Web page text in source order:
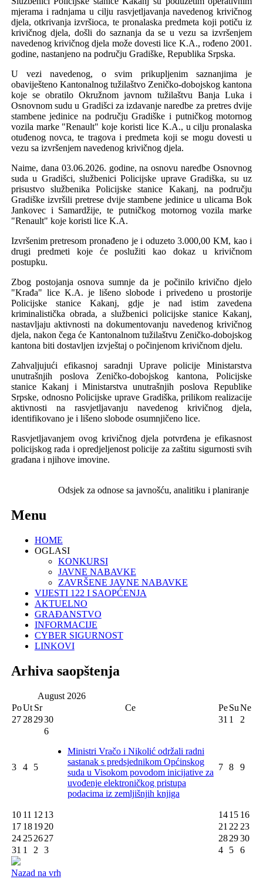
mjerama i radnjama u cilju rasvjetljavanja navedenog krivičnog
djela, otkrivanja izvršioca, te pronalaska predmeta koji potiču iz
krivičnog djela, došli do saznanja da se u vezu sa izvršenjem
navedenog krivičnog djela može dovesti lice K.A., rođeno 2001.
godine, nastanjeno na području Gradiške, Republika Srpska.
U vezi navedenog, o svim prikupljenim saznanjima je
obaviješteno Kantonalnog tužilaštvo Zeničko-dobojskog kantona
koje se obratilo Okružnom javnom tužilaštvu Banja Luka i
Osnovnom sudu u Gradišci za izdavanje naredbe za pretres dvije
stambene jedinice na području Gradiške i putničkog motornog
vozila marke "Renault" koje koristi lice K.A., u cilju pronalaska
otuđenog novca, te tragova i predmeta koji se mogu dovesti u
vezu sa izvršenjem navedenog krivičnog djela.
Naime, dana 03.06.2026. godine, na osnovu naredbe Osnovnog
suda u Gradišci, službenici Policijske uprave Gradiška, su uz
prisustvo službenika Policijske stanice Kakanj, na području
Gradiške izvršili pretrese dvije stambene jedinice u ulicama Bok
Jankovec i Samardžije, te putničkog motornog vozila marke
"Renault" koje koristi lice K.A.
Izvršenim pretresom pronađeno je i oduzeto 3.000,00 KM, kao i
drugi predmeti koje će poslužiti kao dokaz u krivičnom
postupku.
Zbog postojanja osnova sumnje da je počinilo krivično djelo
"Krađa" lice K.A. je lišeno slobode i privedeno u prostorije
Policijske stanice Kakanj, gdje je nad istim zavedena
kriminalistička obrada, a službenici policijske stanice Kakanj,
nastavljaju aktivnosti na dokumentovanju navedenog krivičnog
djela, nakon čega će Kantonalnomtužilaštvu Zeničko-dobojskog
kantona biti dostavljen izvještaj o počinjenom krivičnom djelu.
Zahvaljujući efikasnoj saradnji Uprave policije Ministarstva
unutrašnjih poslova Zeničko-dobojskog kantona, Policijske
stanice Kakanj i Ministarstva unutrašnjih poslova Republike
Srpske, odnosno Policijske uprave Gradiška, prilikom realizacije
aktivnosti na rasvjetljavanju navedenog krivičnog djela,
identifikovano je i lišeno slobode osumnjičeno lice.
Rasvjetljavanjem ovog krivičnog djela potvrđena je efikasnost
policijskog rada i opredjeljenost policije za zaštitu sigurnosti svih
građana i njihove imovine.
Odsjek za odnose sa javnošću, analitiku i planiranje
Menu
HOME
OGLASI
KONKURSI
JAVNE NABAVKE
ZAVRŠENE JAVNE NABAVKE
VIJESTI 122 I SAOPĆENJA
AKTUELNO
GRAĐANSTVO
INFORMACIJE
CYBER SIGURNOST
LINKOVI
Arhiva saopštenja
August 2026
PoUt Sr Ce PeSuNe
27282930 31 1 2
3 4 5
6
Ministri Vračo i Nikolić održali radni
sastanak s predsjednikom Općinskog
suda u Visokom povodom inicijative za
uvođenje elektroničkog pristupa
podacima iz zemljišnjih knjiga
7 8 9
10 11 1213 1415 16
17 181920 212223
24252627 282930
31 1 2 3 4 5 6
Nazad na vrh